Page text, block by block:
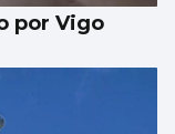
por Vigo